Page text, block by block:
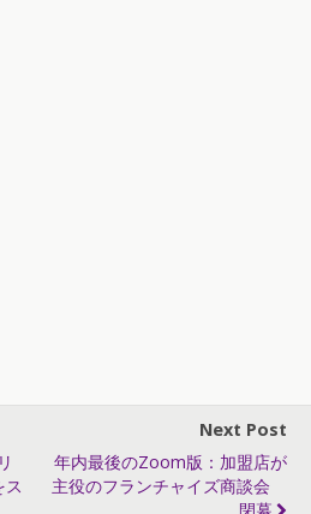
ス
Next Post
年内最後のzoom版：加盟店が
主役のフランチャイズ商談会